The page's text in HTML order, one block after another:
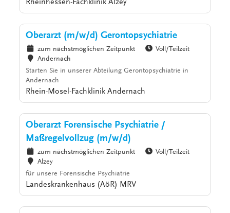
Rheinhessen-Fachklinik Alzey
Oberarzt (m/w/d) Gerontopsychiatrie
zum nächstmöglichen Zeitpunkt
Voll/Teilzeit
Andernach
Starten Sie in unserer Abteilung Gerontopsychiatrie in
Andernach
Rhein-Mosel-Fachklinik Andernach
Oberarzt Forensische Psychiatrie /
Maßregelvollzug (m/w/d)
zum nächstmöglichen Zeitpunkt
Voll/Teilzeit
Alzey
für unsere Forensische Psychiatrie
Landeskrankenhaus (AöR) MRV